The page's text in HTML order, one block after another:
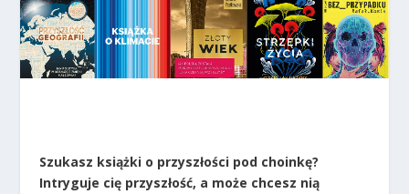
Szukasz książki o przyszłości pod choinkę?
Intryguje cię przyszłość, a może chcesz nią